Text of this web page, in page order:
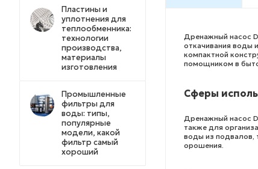
Дренажный насос
откачивания воды
компактной
помощником в
Сферы
Дренажный насос
также для
воды из подвалов,
орошения.
Пластины и
уплотнения для
теплообменника:
технологии
производства,
материалы
изготовления
Промышленные
фильтры для
воды: типы,
популярные
модели, какой
фильтр самый
хороший